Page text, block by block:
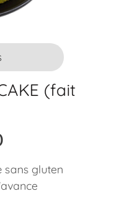
(fait
sans gluten